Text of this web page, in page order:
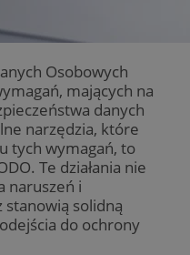
Osobowych
mających na
danych
narzędzia, które
tych wymagań, to
Te działania nie
naruszeń i
solidną
do ochrony